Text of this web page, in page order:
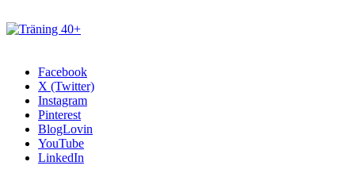
Facebook
X (Twitter)
Instagram
Pinterest
BlogLovin
YouTube
LinkedIn